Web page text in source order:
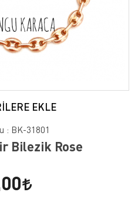
EKLE
: BK-31801
Bilezik Rose